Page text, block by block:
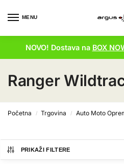
MENU
NOVO! Dostava na BOX
Ranger
Početna / Trgovina / Auto Moto
PRIKAŽI FILTERE